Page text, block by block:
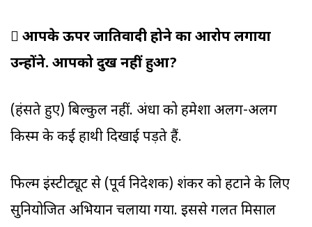
 आपके ऊपर जातिवादी होने का आरोप लगाया
उन्होंने. आपको दुख नहीं हुआ?
(हंसते हुए) बिल्कुल नहीं. अंधों को हमेशा अलग-अलग
किस्म के कई हाथी दिखाई पड़ते हैं.
फिल्म इंस्टीट्यूट से (पूर्व निदेशक) शंकर को हटाने के लिए
सुनियोजित अभियान चलाया गया. इससे गलत मिसाल